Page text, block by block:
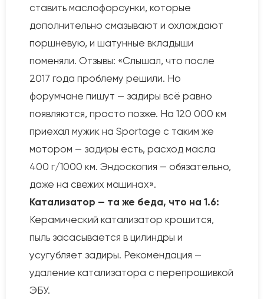
ставить маслофорсунки, которые
дополнительно смазывают и охлаждают
поршневую, и шатунные вкладыши
поменяли. Отзывы: «Слышал, что после
2017 года проблему решили. Но
форумчане пишут — задиры всё равно
появляются, просто позже. На 120 000 км
приехал мужик на Sportage с таким же
мотором — задиры есть, расход масла
400 г/1000 км. Эндоскопия — обязательно,
даже на свежих машинах».
Катализатор — та же беда, что на 1.6:
Керамический катализатор крошится,
пыль засасывается в цилиндры и
усугубляет задиры. Рекомендация —
удаление катализатора с перепрошивкой
ЭБУ.